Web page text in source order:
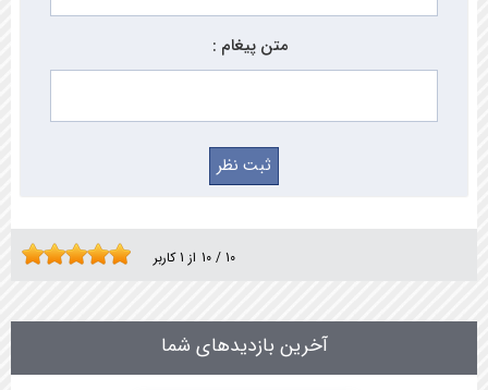
متن پیغام :
10 / 10 از 1کاربر
آخرین بازدیدهای شما